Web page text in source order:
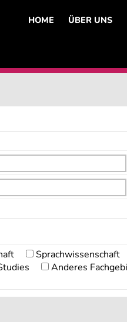
HOME ÜBER UNS
Sprachwissenschaft
Anderes